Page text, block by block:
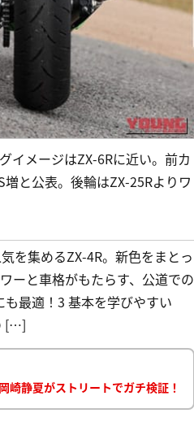
イメージはZX-6Rに近い。前カ
と公表。後輪はZX-25Rよりワ
を集めるZX-4R。新色をまとっ
ーと車格がもたらす、公道での
最適！3 基本を学びやすい
[…]
静夏がストリートでガチ検証！